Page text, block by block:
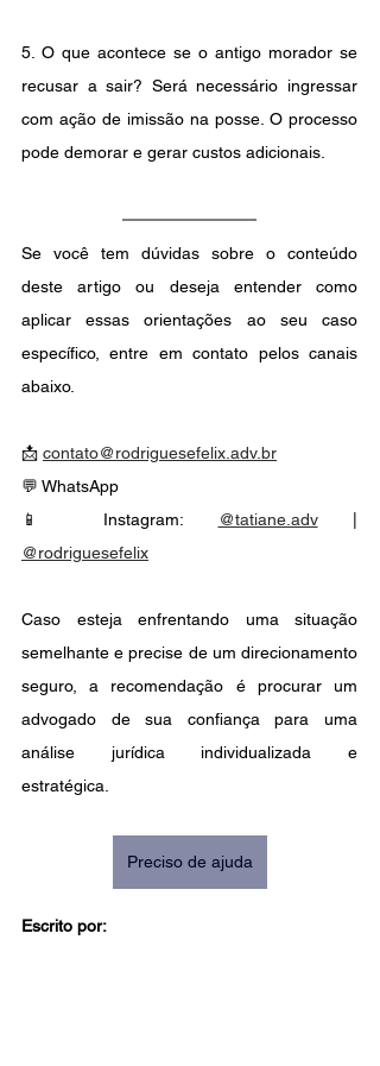
5. O que acontece se o antigo morador se
recusar a sair? Será necessário ingressar
com ação de imissão na posse. O processo
pode demorar e gerar custos adicionais.
Se você tem dúvidas sobre o conteúdo
deste artigo ou deseja entender como
aplicar essas orientações ao seu caso
específico, entre em contato pelos canais
abaixo.
📩 contato@rodriguesefelix.adv.br
💬 WhatsApp
📱 Instagram:
@tatiane.adv
@rodriguesefelix
Caso esteja enfrentando uma situação
semelhante e precise de um direcionamento
seguro, a recomendação é procurar um
advogado de sua confiança para uma
análise jurídica individualizada e
estratégica.
Preciso de ajuda
Escrito por: